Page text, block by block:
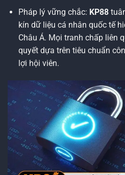
Pháp lý vững chắc: KP88
kín dữ liệu cá nhân quốc tế
Châu Á. Mọi tranh chấp liên
quyết dựa trên tiêu chuẩn
lợi hội viên.